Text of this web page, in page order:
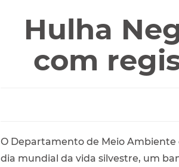
Hulha
com
O Departamento de Meio
dia mundial da vida silvestre, um